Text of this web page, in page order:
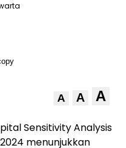
A A A
Sensitivity Analysis
menunjukkan